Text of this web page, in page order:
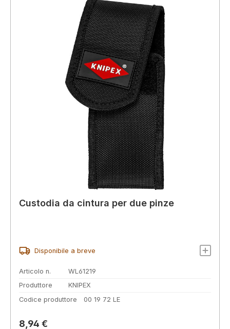
Custodia da cintura per due pinze
Disponibile a breve
Articolo n.
WL61219
Produttore
KNIPEX
Codice produttore
00 19 72 LE
Prezzo normale:
8,94 €